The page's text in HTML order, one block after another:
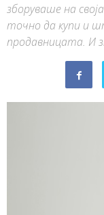
зборуваше на
точно да купи и
продавницата. И